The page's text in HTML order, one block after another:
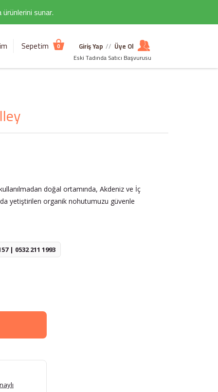
sunar.
Sepetim 0 Giriş Yap // Üye Ol
Eski Tadında Satıcı Başvurusu
doğal ortamında, Akdeniz ve İç
yetiştirilen organik nohutumuzu güvenle
| 0532 211 1993